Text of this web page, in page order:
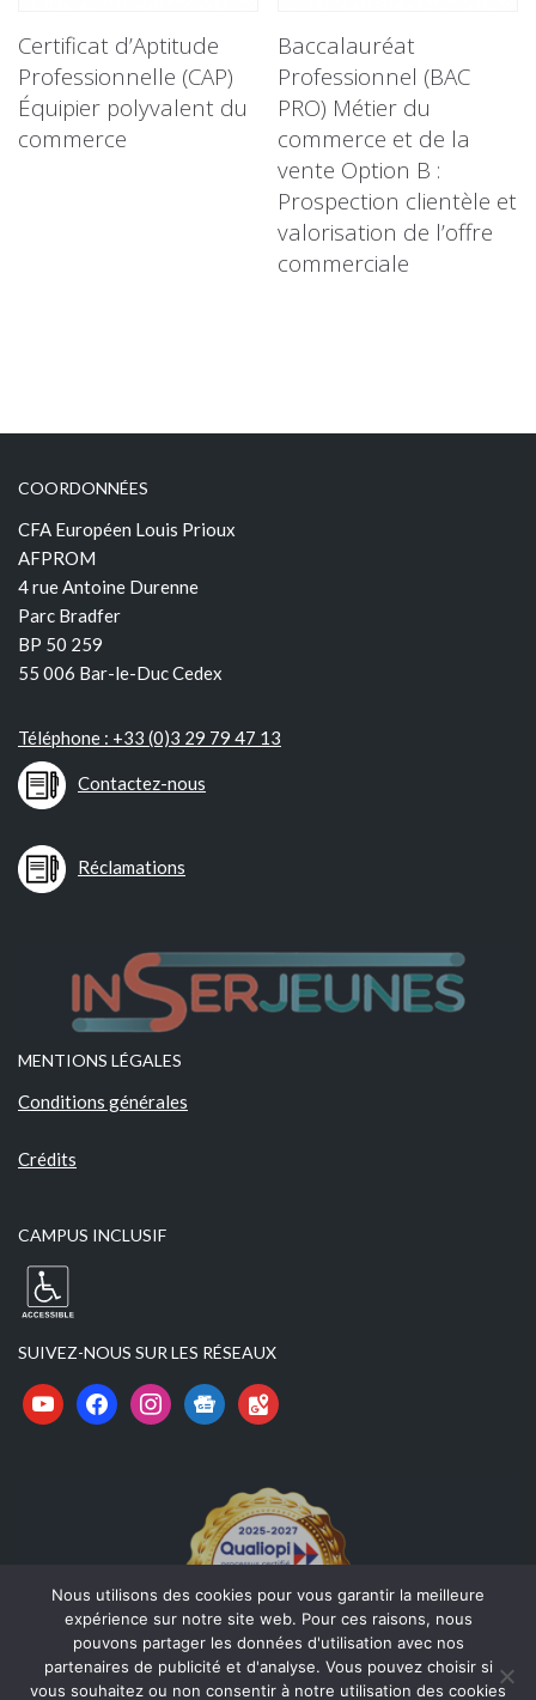
Certificat d’Aptitude
Professionnelle (CAP)
Équipier polyvalent du
commerce
Baccalauréat
Professionnel (BAC
PRO) Métier du
commerce et de la
vente Option B :
Prospection clientèle et
valorisation de l’offre
commerciale
COORDONNÉES
CFA Européen Louis Prioux
AFPROM
4 rue Antoine Durenne
Parc Bradfer
BP 50 259
55 006 Bar-le-Duc Cedex
Téléphone : +33 (0)3 29 79 47 13
Contactez-nous
Réclamations
MENTIONS LÉGALES
Conditions générales
Crédits
CAMPUS INCLUSIF
SUIVEZ-NOUS SUR LES RÉSEAUX
Nous utilisons des cookies pour vous garantir la meilleure
expérience sur notre site web. Pour ces raisons, nous
pouvons partager les données d'utilisation avec nos
partenaires de publicité et d'analyse. Vous pouvez choisir si
vous souhaitez ou non consentir à notre utilisation des cookies